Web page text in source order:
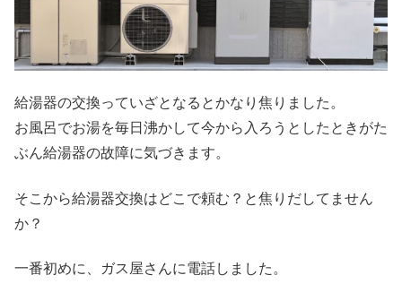
給湯器の交換っていざとなるとかなり焦りました。
お風呂でお湯を毎日沸かして今から入ろうとしたときがた
ぶん給湯器の故障に気づきます。
そこから給湯器交換はどこで頼む？と焦りだしてません
か？
一番初めに、ガス屋さんに電話しました。